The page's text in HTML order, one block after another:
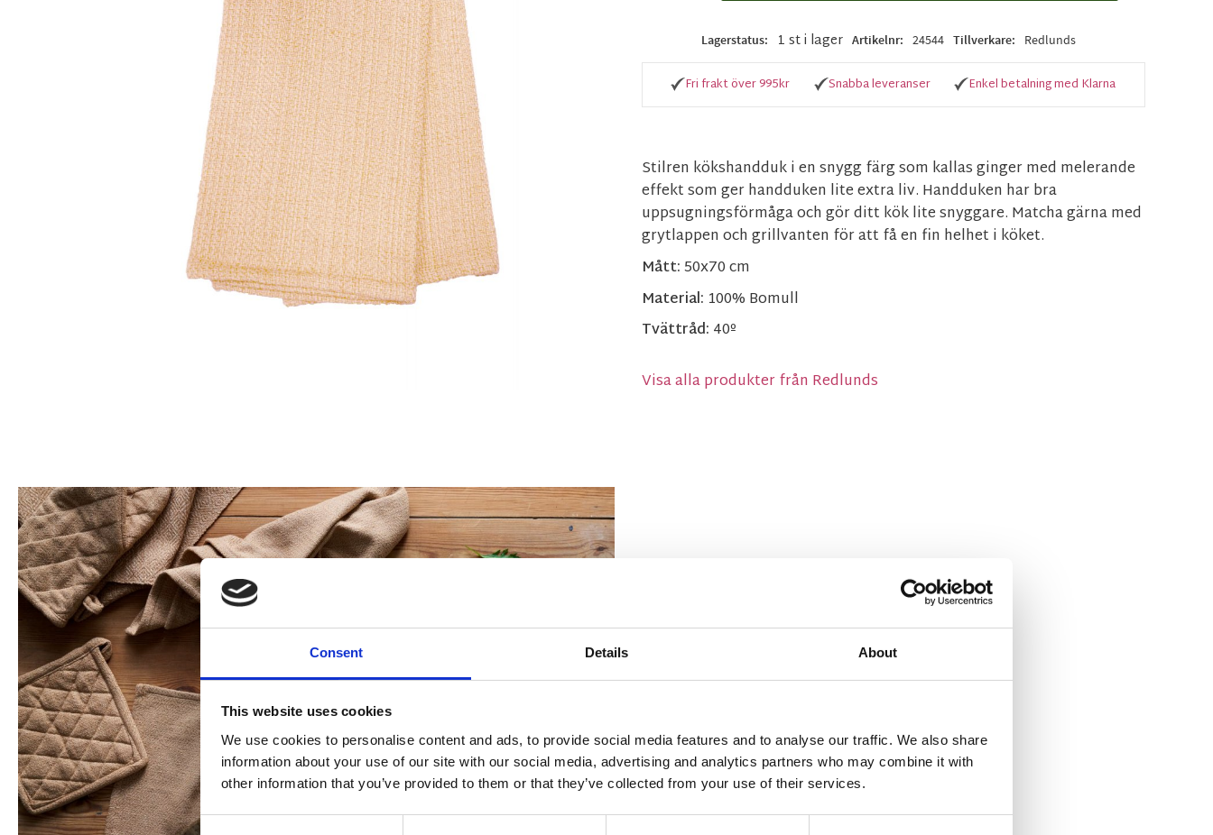
Consent Details About
This website uses cookies
We use cookies to personalise content and ads, to provide social media features and to analyse our traffic. We also share
information about your use of our site with our social media, advertising and analytics partners who may combine it with
other information that you’ve provided to them or that they’ve collected from your use of their services.
Consent
Lagerstatus 1 st i lager Artikelnr 24544 Tillverkare Redlunds
Fri frakt över 995kr Snabba leveranser Enkel betalning med Klarna
Stilren kökshandduk i en snygg färg som kallas ginger med melerande
effekt som ger handduken lite extra liv. Handduken har bra
uppsugningsförmåga och gör ditt kök lite snyggare. Matcha gärna med
grytlappen och grillvanten för att få en fin helhet i köket.
Mått:50x70 cm
Material: 100% Bomull
Tvättråd: 40º
Visa alla produkter från Redlunds